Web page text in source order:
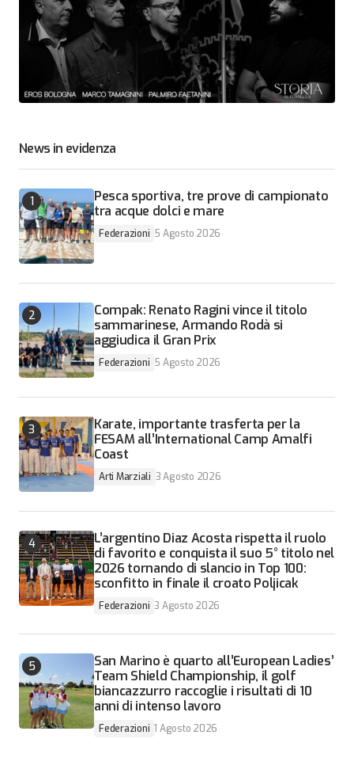
News in evidenza
Pesca sportiva, tre prove di campionato
tra acque dolci e mare
Federazioni 5 Agosto 2026
Compak: Renato Ragini vince il titolo
sammarinese, Armando Rodà si
aggiudica il Gran Prix
Federazioni 5 Agosto 2026
Karate, importante trasferta per la
FESAM all’International Camp Amalfi
Coast
Arti Marziali 3 Agosto 2026
L’argentino Diaz Acosta rispetta il ruolo
di favorito e conquista il suo 5° titolo nel
2026 tornando di slancio in Top 100:
sconfitto in finale il croato Poljicak
Federazioni 3 Agosto 2026
San Marino è quarto all’European Ladies’
Team Shield Championship, il golf
biancazzurro raccoglie i risultati di 10
anni di intenso lavoro
Federazioni 1 Agosto 2026